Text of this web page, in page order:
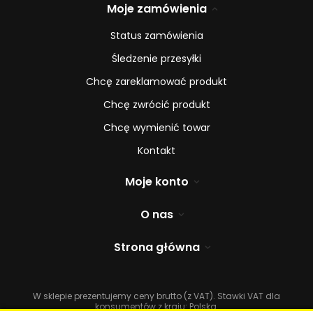
Moje zamówienia
Status zamówienia
Śledzenie przesyłki
Chcę zareklamować produkt
Chcę zwrócić produkt
Chcę wymienić towar
Kontakt
Moje konto
O nas
Strona główna
W sklepie prezentujemy ceny brutto (z VAT). Stawki VAT dla
konsumentów z kraju:Polska.